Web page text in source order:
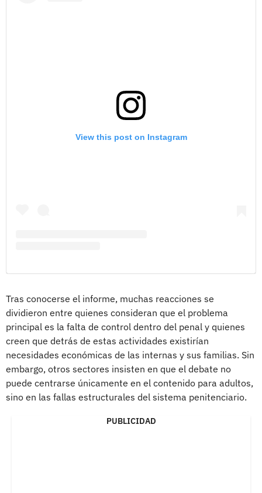
View this post on Instagram
Tras conocerse el informe, muchas reacciones se
dividieron entre quienes consideran que el problema
principal es la falta de control dentro del penal y quienes
creen que detrás de estas actividades existirían
necesidades económicas de las internas y sus familias. Sin
embargo, otros sectores insisten en que el debate no
puede centrarse únicamente en el contenido para adultos,
sino en las fallas estructurales del sistema penitenciario.
PUBLICIDAD